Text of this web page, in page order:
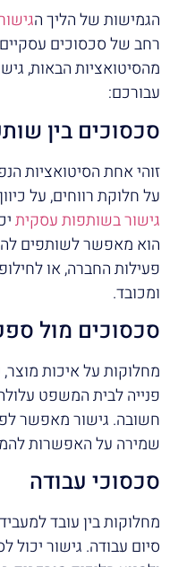
הגמישות של הליך ה
רחב של סכסוכים
מהסיטואציות הבאות,
עבורכם:
סכסוכים בין
זוהי אחת הסיטואציות
על חלוקת רווחים, על
גישור בשותפות עסקית
הוא מאפשר לשותפים
פעילות החברה, או
ומכובד.
סכסוכים מול
מחלוקות על איכות
פנייה לבית המשפט
חשובה. גישור מאפשר
שמירה על האפשרות
סכסוכי עבודה
מחלוקות בין עובד
סיום עבודה. גישור יכול